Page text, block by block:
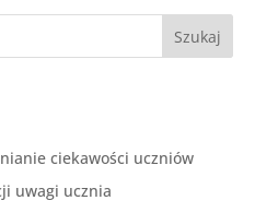
Szukaj
ciekawości uczniów
uwagi ucznia